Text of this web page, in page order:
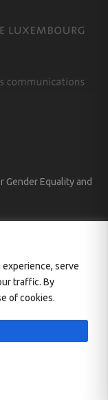
serve
traffic. By
of cookies.
Equality and